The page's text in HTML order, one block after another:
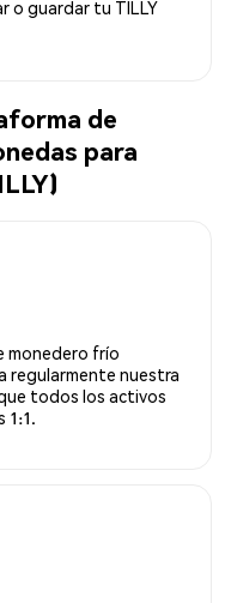
o guardar tu TILLY
de
para
monedero frío
regularmente nuestra
todos los activos
1:1.